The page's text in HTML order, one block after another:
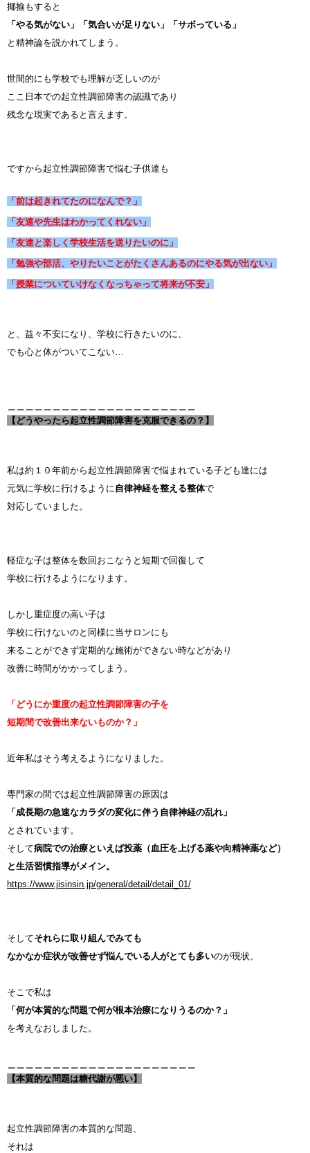
揶揄もすると
「やる気がない」「気合いが足りない」「サボっている」
と精神論を説かれてしまう。
世間的にも学校でも理解が乏しいのが
ここ日本での起立性調節障害の認識であり
残念な現実であると言えます。
ですから起立性調節障害で悩む子供達も
「前は起きれてたのになんで？」
「友達や先生はわかってくれない」
「友達と楽しく学校生活を送りたいのに」
「勉強や部活、やりたいことがたくさんあるのにやる気が出ない」
「授業についていけなくなっちゃって将来が不安」
と、益々不安になり、学校に行きたいのに、
でも心と体がついてこない…
【どうやったら起立性調節障害を克服できるの？】
私は約１０年前から起立性調節障害で悩まれている子ども達には
元気に学校に行けるように自律神経を整える整体で
対応していました。
軽症な子は整体を数回おこなうと短期で回復して
学校に行けるようになります。
しかし重症度の高い子は
学校に行けないのと同様に当サロンにも
来ることができず定期的な施術ができない時などがあり
改善に時間がかかってしまう。
「どうにか重度の起立性調節障害の子を
短期間で改善出来ないものか？」
近年私はそう考えるようになりました。
専門家の間では起立性調節障害の原因は
「成長期の急速なカラダの変化に伴う自律神経の乱れ」
とされています。
そして病院での治療といえば投薬（血圧を上げる薬や向精神薬など）
と生活習慣指導がメイン。
https://www.jisinsin.jp/general/detail/detail_01/
そしてそれらに取り組んでみても
なかなか症状が改善せず悩んでいる人がとても多いのが現状。
そこで私は
「何が本質的な問題で何が根本治療になりうるのか？」
を考えなおしました。
【本質的な問題は糖代謝が悪い】
起立性調節障害の本質的な問題、
それは